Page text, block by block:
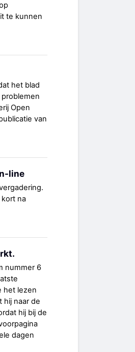
te kunnen
het blad
Open
van
line
na
nummer 6
het lezen
hij naar de
hij bij de
dagen